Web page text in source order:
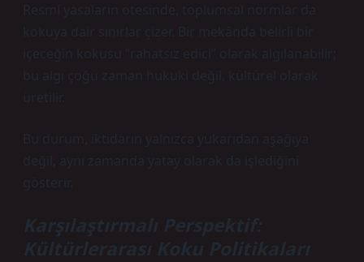
Resmi yasaların ötesinde, toplumsal normlar da
kokuya dair sınırlar çizer. Bir mekânda belirli bir
içeceğin kokusu “rahatsız edici” olarak algılanabilir;
bu algı çoğu zaman hukuki değil, kültürel olarak
üretilir.
Bu durum, iktidarın yalnızca yukarıdan aşağıya
değil, aynı zamanda yatay olarak da işlediğini
gösterir.
Karşılaştırmalı Perspektif:
Kültürlerarası Koku Politikaları